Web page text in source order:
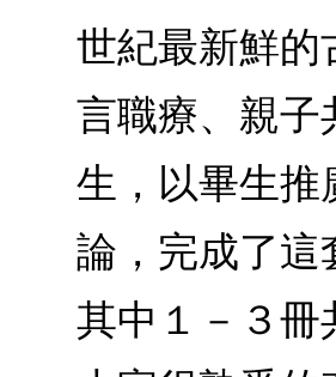
世紀最新鮮的
言職療、親子
生，以畢生推
論，完成了這
其中１－３冊